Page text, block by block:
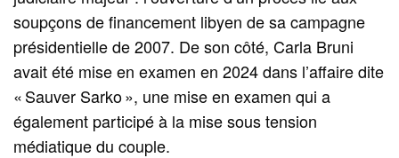
soupçons de financement libyen de sa campagne
présidentielle de 2007. De son côté, Carla Bruni
avait été mise en examen en 2024 dans l’affaire dite
« Sauver Sarko », une mise en examen qui a
également participé à la mise sous tension
médiatique du couple.